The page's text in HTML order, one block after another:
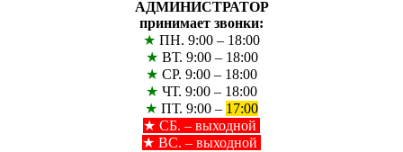
АДМИНИСТРАТОР
принимает звонки:
★ ПН. 9:00 – 18:00
★ ВТ. 9:00 – 18:00
★ СР. 9:00 – 18:00
★ ЧТ. 9:00 – 18:00
★ ПТ. 9:00 – 17:00
★ СБ. – выходной
★ ВС. – выходной